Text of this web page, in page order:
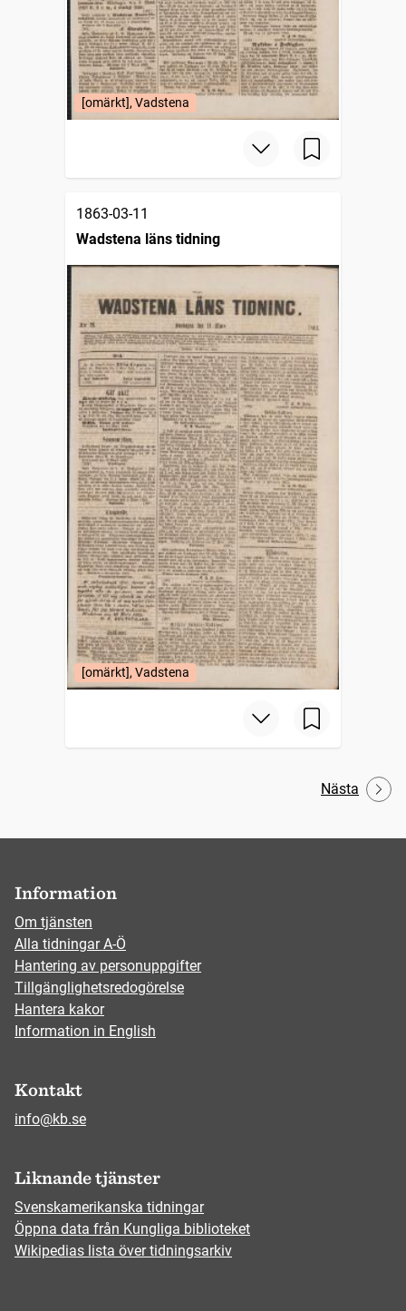
[omärkt], Vadstena
1863-03-11
Wadstena läns tidning
[omärkt], Vadstena
Nästa
Information
Om tjänsten
Alla tidningar A-Ö
Hantering av personuppgifter
Tillgänglighetsredogörelse
Hantera kakor
Information in English
Kontakt
info@kb.se
Liknande tjänster
Svenskamerikanska tidningar
Öppna data från Kungliga biblioteket
Wikipedias lista över tidningsarkiv